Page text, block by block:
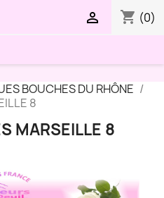
shopping_cart (0)

BOUCHES DU RHÔNE
8
MARSEILLE 8